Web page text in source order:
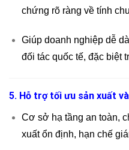
chứng rõ ràng về tính
Giúp doanh nghiệp dễ
đối tác quốc tế, đặc biệt
5. Hỗ trợ tối ưu sản xuất
Cơ sở hạ tầng an toàn,
xuất ổn định, hạn chế